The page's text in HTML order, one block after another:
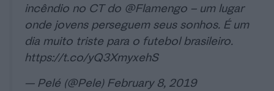
incêndio no CT do @Flamengo – um lugar
onde jovens perseguem seus sonhos. É um
dia muito triste para o futebol brasileiro.
https://t.co/yQ3XmyxehS
— Pelé (@Pele) February 8, 2019